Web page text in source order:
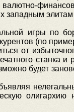
западным элитам
игры по
(по
от
станка
будет